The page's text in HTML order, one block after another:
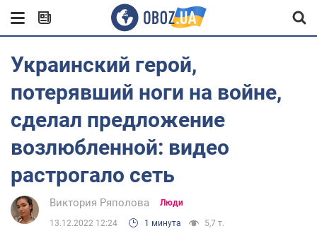
Украинский герой,
потерявший ноги на войне,
сделал предложение
возлюбленной: видео
растрогало сеть
Виктория Ряполова Люди
13.12.2022 12:24 1 минута 5,7 т.